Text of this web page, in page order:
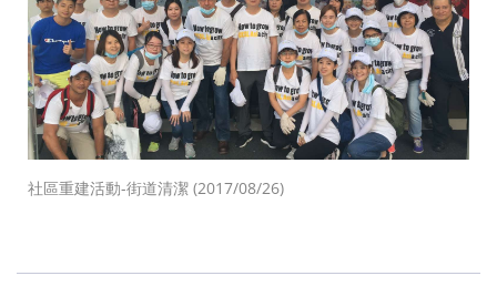
社區重建活動-街道清潔 (2017/08/26)